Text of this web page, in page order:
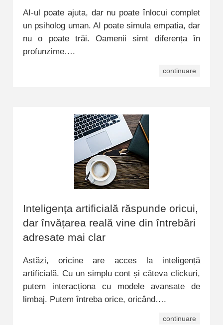
AI-ul poate ajuta, dar nu poate înlocui complet
un psiholog uman. AI poate simula empatia, dar
nu o poate trăi. Oamenii simt diferența în
profunzime….
continuare
Inteligența artificială răspunde oricui,
dar învățarea reală vine din întrebări
adresate mai clar
Astăzi, oricine are acces la inteligență
artificială. Cu un simplu cont și câteva clickuri,
putem interacționa cu modele avansate de
limbaj. Putem întreba orice, oricând….
continuare